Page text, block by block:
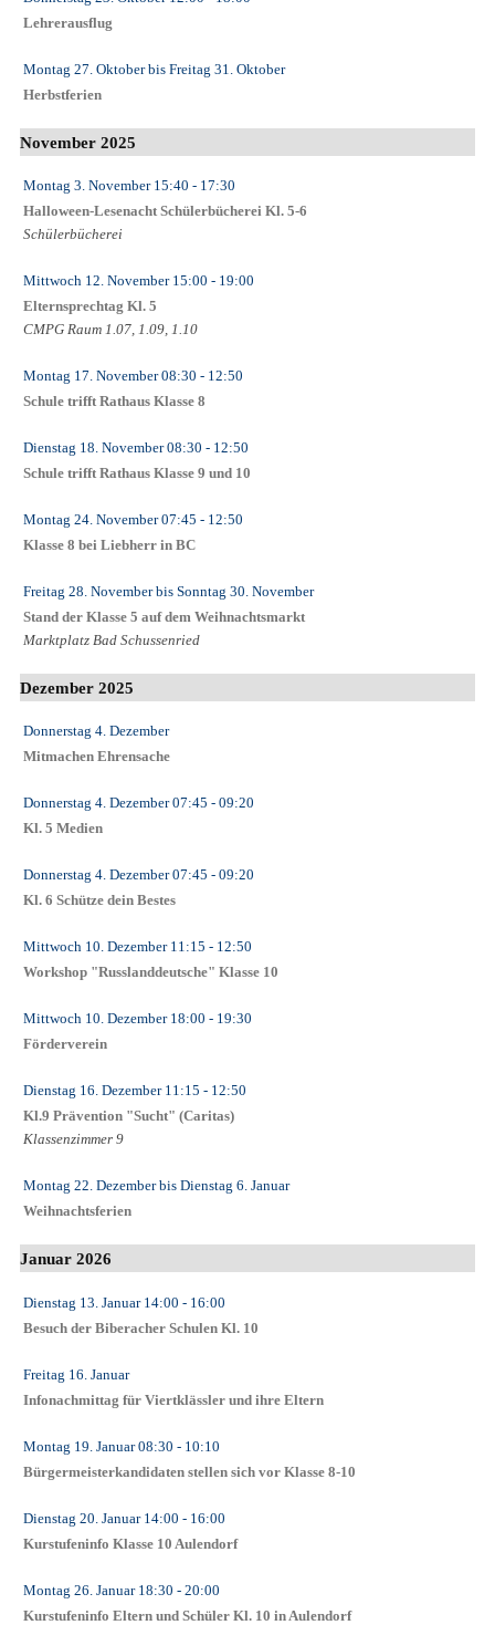
Lehrerausflug
Montag 27. Oktoberbis Freitag 31. Oktober
Herbstferien
November 2025
Montag 3. November15:40 - 17:30
Halloween-Lesenacht Schülerbücherei Kl. 5-6
Schülerbücherei
Mittwoch 12. November15:00 - 19:00
Elternsprechtag Kl. 5
CMPG Raum 1.07, 1.09, 1.10
Montag 17. November08:30 - 12:50
Schule trifft Rathaus Klasse 8
Dienstag 18. November08:30 - 12:50
Schule trifft Rathaus Klasse 9 und 10
Montag 24. November07:45 - 12:50
Klasse 8 bei Liebherr in BC
Freitag 28. Novemberbis Sonntag 30. November
Stand der Klasse 5 auf dem Weihnachtsmarkt
Marktplatz Bad Schussenried
Dezember 2025
Donnerstag 4. Dezember
Mitmachen Ehrensache
Donnerstag 4. Dezember07:45 - 09:20
Kl. 5 Medien
Donnerstag 4. Dezember07:45 - 09:20
Kl. 6 Schütze dein Bestes
Mittwoch 10. Dezember11:15 - 12:50
Workshop "Russlanddeutsche" Klasse 10
Mittwoch 10. Dezember18:00 - 19:30
Förderverein
Dienstag 16. Dezember11:15 - 12:50
Kl.9 Prävention "Sucht" (Caritas)
Klassenzimmer 9
Montag 22. Dezemberbis Dienstag 6. Januar
Weihnachtsferien
Januar 2026
Dienstag 13. Januar14:00 - 16:00
Besuch der Biberacher Schulen Kl. 10
Freitag 16. Januar
Infonachmittag für Viertklässler und ihre Eltern
Montag 19. Januar08:30 - 10:10
Bürgermeisterkandidaten stellen sich vor Klasse 8-10
Dienstag 20. Januar14:00 - 16:00
Kurstufeninfo Klasse 10 Aulendorf
Montag 26. Januar18:30 - 20:00
Kurstufeninfo Eltern und Schüler Kl. 10 in Aulendorf